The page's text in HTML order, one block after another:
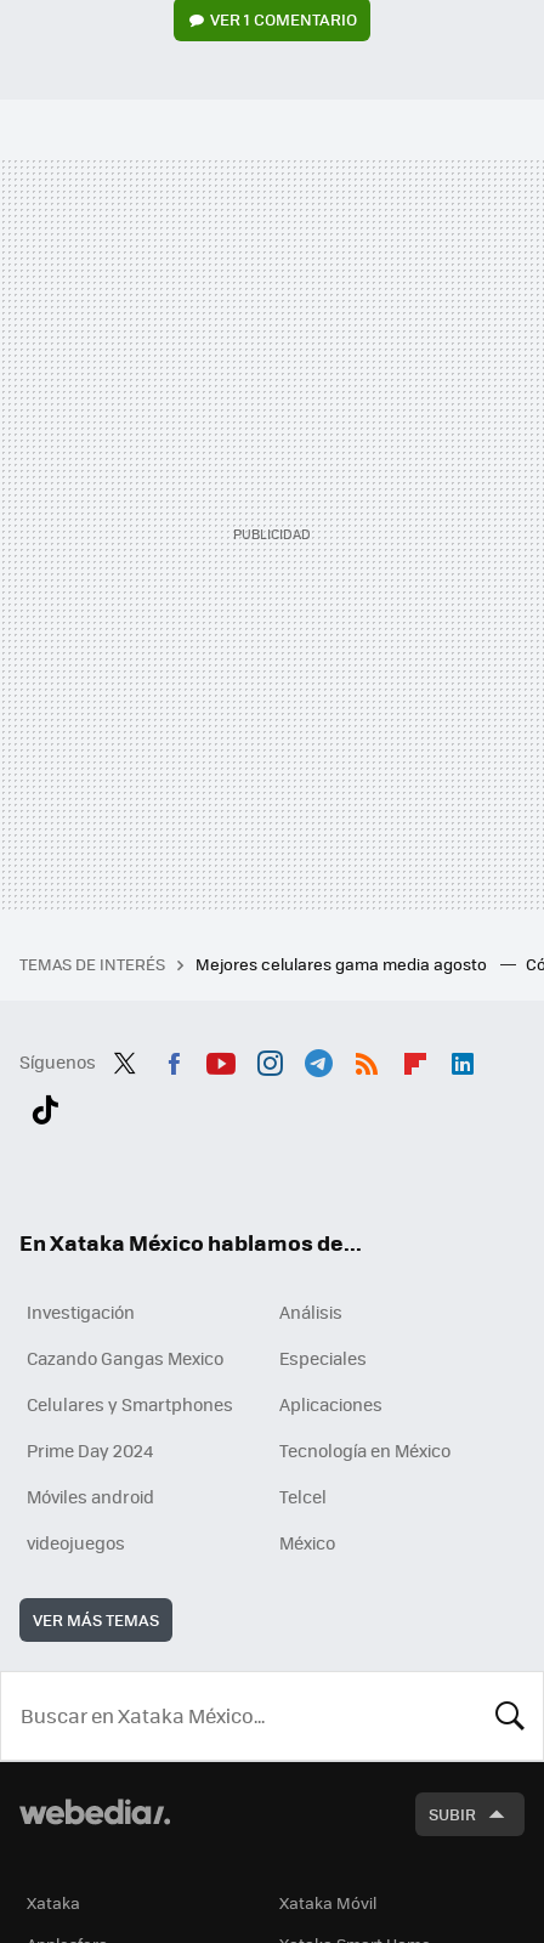
VER1 COMENTARIO
TEMAS DE INTERÉS Mejores celulares gama media agosto
Síguenos
En Xataka México hablamos de...
Investigación
Análisis
Cazando Gangas Mexico
Especiales
Celulares y Smartphones
Aplicaciones
Prime Day 2024
Tecnología en México
Móviles android
Telcel
videojuegos
México
VER MÁS TEMAS
SUBIR
Xataka
Xataka Móvil